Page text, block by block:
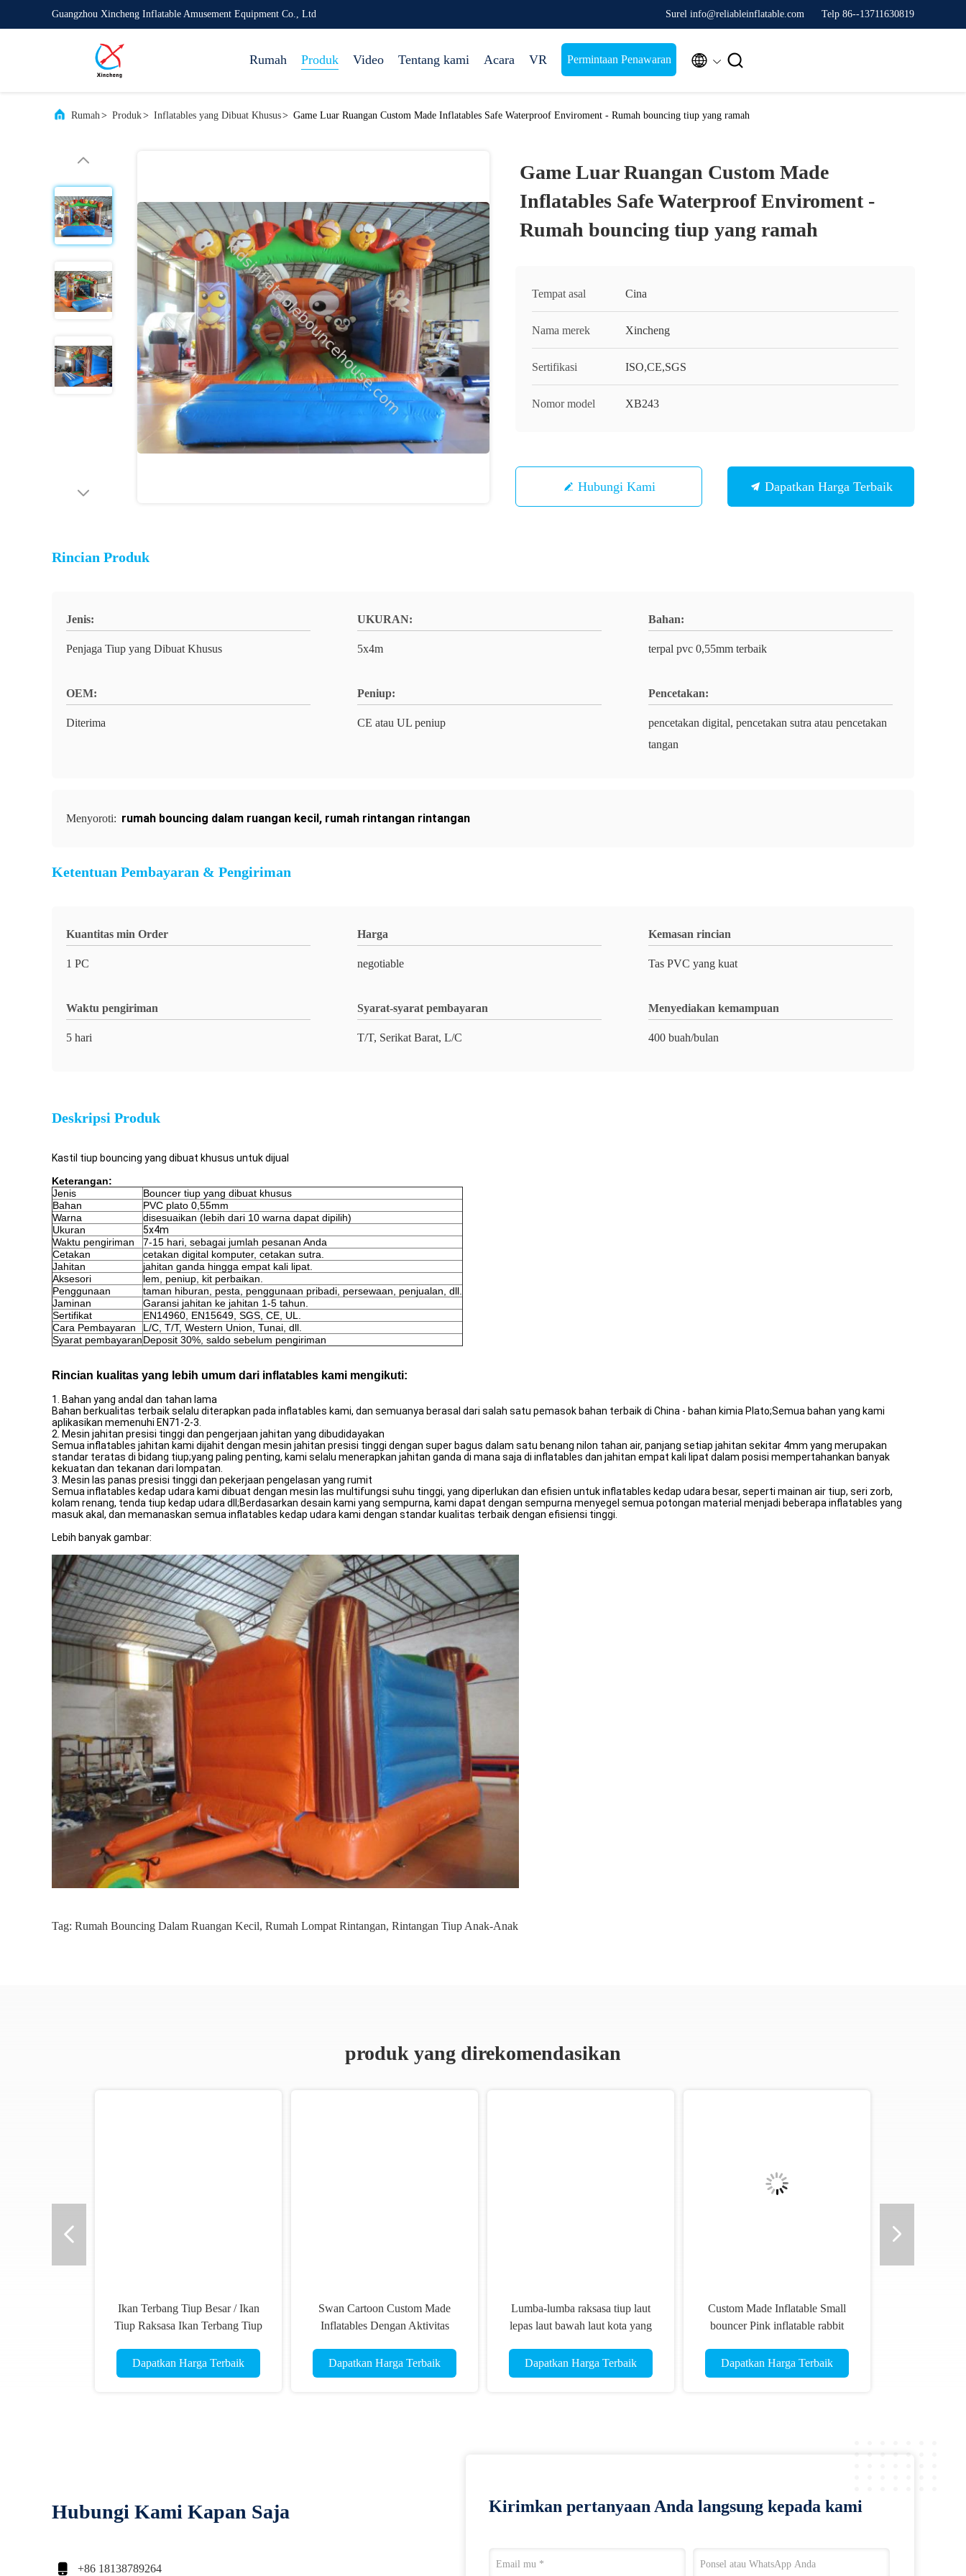
Guangzhou Xincheng Inflatable Amusement Equipment Co., Ltd Surel info@reliableinflatable.com Telp 86--13711630819
Rumah Produk Video Tentang kami Acara VR Permintaan Penawaran  
Rumah> Produk> Inflatables yang Dibuat Khusus> Game Luar Ruangan Custom Made Inflatables Safe Waterproof Enviroment - Rumah bouncing tiup yang ramah
Game Luar Ruangan Custom Made
Inflatables Safe Waterproof Enviroment -
Rumah bouncing tiup yang ramah
Tempat asal Cina
Nama merek Xincheng
Sertifikasi ISO,CE,SGS
Nomor model XB243
Hubungi Kami Dapatkan Harga Terbaik
Rincian Produk
Jenis:
Penjaga Tiup yang Dibuat Khusus
UKURAN:
5x4m
Bahan:
terpal pvc 0,55mm terbaik
OEM:
Diterima
Peniup:
CE atau UL peniup
Pencetakan:
pencetakan digital, pencetakan sutra atau pencetakan
tangan
Menyoroti: rumah bouncing dalam ruangan kecil, rumah rintangan rintangan
Ketentuan Pembayaran & Pengiriman
Kuantitas min Order
1 PC
Harga
negotiable
Kemasan rincian
Tas PVC yang kuat
Waktu pengiriman
5 hari
Syarat-syarat pembayaran
T/T, Serikat Barat, L/C
Menyediakan kemampuan
400 buah/bulan
Deskripsi Produk
Kastil tiup bouncing yang dibuat khusus untuk dijual
Keterangan:
Jenis
Bouncer tiup yang dibuat khusus
Bahan
PVC plato 0,55mm
Warna
disesuaikan (lebih dari 10 warna dapat dipilih)
Ukuran
5x4m
Waktu pengiriman
7-15 hari, sebagai jumlah pesanan Anda
Cetakan
cetakan digital komputer, cetakan sutra.
Jahitan
jahitan ganda hingga empat kali lipat.
Aksesori
lem, peniup, kit perbaikan.
Penggunaan
taman hiburan, pesta, penggunaan pribadi, persewaan, penjualan, dll.
Jaminan
Garansi jahitan ke jahitan 1-5 tahun.
Sertifikat
EN14960, EN15649, SGS, CE, UL.
Cara Pembayaran
L/C, T/T, Western Union, Tunai, dll.
Syarat pembayaranDeposit 30%, saldo sebelum pengiriman
Rincian kualitas yang lebih umum dari inflatables kami mengikuti:
1. Bahan yang andal dan tahan lama
Bahan berkualitas terbaik selalu diterapkan pada inflatables kami, dan semuanya berasal dari salah satu pemasok bahan terbaik di China - bahan kimia Plato;Semua bahan yang kami
aplikasikan memenuhi EN71-2-3.
2. Mesin jahitan presisi tinggi dan pengerjaan jahitan yang dibudidayakan
Semua inflatables jahitan kami dijahit dengan mesin jahitan presisi tinggi dengan super bagus dalam satu benang nilon tahan air, panjang setiap jahitan sekitar 4mm yang merupakan
standar teratas di bidang tiup;yang paling penting, kami selalu menerapkan jahitan ganda di mana saja di inflatables dan jahitan empat kali lipat dalam posisi mempertahankan banyak
kekuatan dan tekanan dari lompatan.
3. Mesin las panas presisi tinggi dan pekerjaan pengelasan yang rumit
Semua inflatables kedap udara kami dibuat dengan mesin las multifungsi suhu tinggi, yang diperlukan dan efisien untuk inflatables kedap udara besar, seperti mainan air tiup, seri zorb,
kolam renang, tenda tiup kedap udara dll;Berdasarkan desain kami yang sempurna, kami dapat dengan sempurna menyegel semua potongan material menjadi beberapa inflatables yang
masuk akal, dan memanaskan semua inflatables kedap udara kami dengan standar kualitas terbaik dengan efisiensi tinggi.
Lebih banyak gambar:
Tag: Rumah Bouncing Dalam Ruangan Kecil, Rumah Lompat Rintangan, Rintangan Tiup Anak-Anak
produk yang direkomendasikan
Ikan Terbang Tiup Besar / Ikan
Tiup Raksasa Ikan Terbang Tiup
Dapatkan Harga Terbaik
Swan Cartoon Custom Made
Inflatables Dengan Aktivitas
Dapatkan Harga Terbaik
Lumba-lumba raksasa tiup laut
lepas laut bawah laut kota yang
samudra tiup
Dapatkan Harga Terbaik
Custom Made Inflatable Small
bouncer Pink inflatable rabbit
Dapatkan Harga Terbaik
Hubungi Kami Kapan Saja
 +86 18138789264
Kirimkan pertanyaan Anda langsung kepada kami